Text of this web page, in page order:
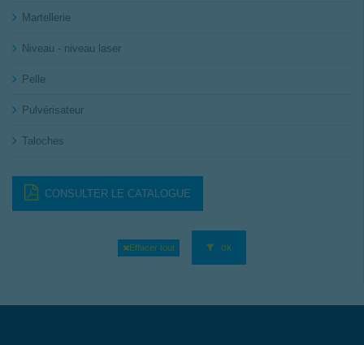
Martellerie
Niveau - niveau laser
Pelle
Pulvérisateur
Taloches
CONSULTER LE CATALOGUE
Effacer tout ok